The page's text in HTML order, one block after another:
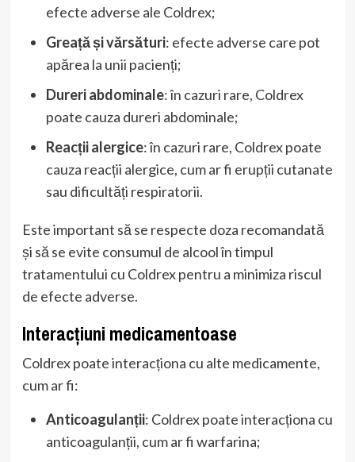
efecte adverse ale Coldrex;
Greață și vărsături: efecte adverse care pot
apărea la unii pacienți;
Dureri abdominale: în cazuri rare, Coldrex
poate cauza dureri abdominale;
Reacții alergice: în cazuri rare, Coldrex poate
cauza reacții alergice, cum ar fi erupții cutanate
sau dificultăți respiratorii.
Este important să se respecte doza recomandată
și să se evite consumul de alcool în timpul
tratamentului cu Coldrex pentru a minimiza riscul
de efecte adverse.
Interacțiuni medicamentoase
Coldrex poate interacționa cu alte medicamente,
cum ar fi:
Anticoagulanții: Coldrex poate interacționa cu
anticoagulanții, cum ar fi warfarina;